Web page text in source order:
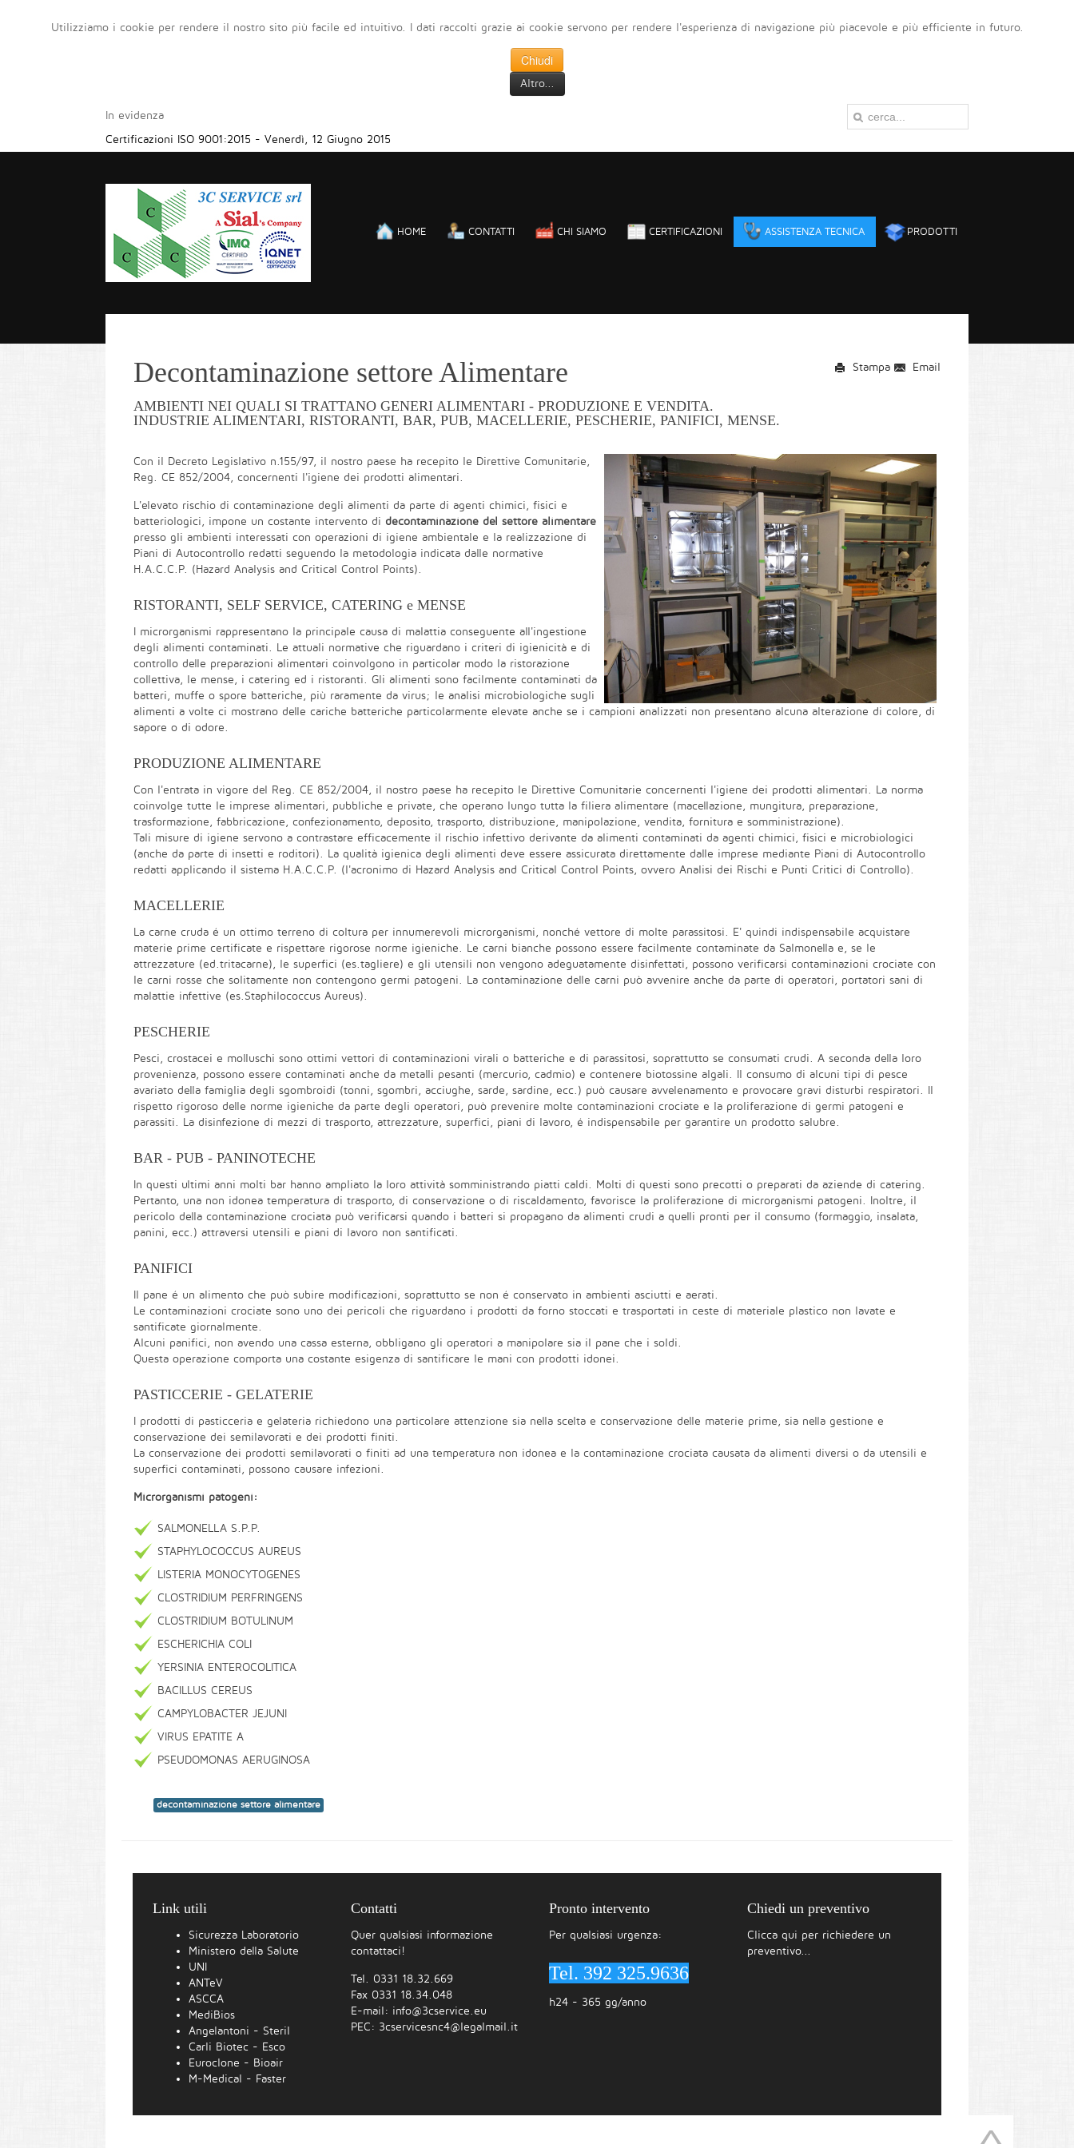
Utilizziamo i cookie per rendere il nostro sito più facile ed intuitivo. I dati raccolti grazie ai cookie servono per rendere l'esperienza di navigazione più piacevole e più efficiente in futuro.
Chiudi
Altro...
In evidenza
Certificazioni ISO 9001:2015 - Venerdì, 12 Giugno 2015
HOME CONTATTI CHI SIAMO CERTIFICAZIONI ASSISTENZA TECNICA PRODOTTI
Email
Stampa
Decontaminazione settore Alimentare
AMBIENTI NEI QUALI SI TRATTANO GENERI ALIMENTARI - PRODUZIONE E VENDITA.
INDUSTRIE ALIMENTARI, RISTORANTI, BAR, PUB, MACELLERIE, PESCHERIE, PANIFICI, MENSE.
Con il Decreto Legislativo n.155/97, il nostro paese ha recepito le Direttive Comunitarie,
Reg. CE 852/2004, concernenti l'igiene dei prodotti alimentari.
L'elevato rischio di contaminazione degli alimenti da parte di agenti chimici, fisici e
batteriologici, impone un costante intervento di decontaminazione del settore alimentare
presso gli ambienti interessati con operazioni di igiene ambientale e la realizzazione di
Piani di Autocontrollo redatti seguendo la metodologia indicata dalle normative
H.A.C.C.P. (Hazard Analysis and Critical Control Points).
RISTORANTI, SELF SERVICE, CATERING e MENSE
I microrganismi rappresentano la principale causa di malattia conseguente all'ingestione
degli alimenti contaminati. Le attuali normative che riguardano i criteri di igienicità e di
controllo delle preparazioni alimentari coinvolgono in particolar modo la ristorazione
collettiva, le mense, i catering ed i ristoranti. Gli alimenti sono facilmente contaminati da
batteri, muffe o spore batteriche, più raramente da virus; le analisi microbiologiche sugli
alimenti a volte ci mostrano delle cariche batteriche particolarmente elevate anche se i campioni analizzati non presentano alcuna alterazione di colore, di
sapore o di odore.
PRODUZIONE ALIMENTARE
Con l'entrata in vigore del Reg. CE 852/2004, il nostro paese ha recepito le Direttive Comunitarie concernenti l'igiene dei prodotti alimentari. La norma
coinvolge tutte le imprese alimentari, pubbliche e private, che operano lungo tutta la filiera alimentare (macellazione, mungitura, preparazione,
trasformazione, fabbricazione, confezionamento, deposito, trasporto, distribuzione, manipolazione, vendita, fornitura e somministrazione).
Tali misure di igiene servono a contrastare efficacemente il rischio infettivo derivante da alimenti contaminati da agenti chimici, fisici e microbiologici
(anche da parte di insetti e roditori). La qualità igienica degli alimenti deve essere assicurata direttamente dalle imprese mediante Piani di Autocontrollo
redatti applicando il sistema H.A.C.C.P. (l'acronimo di Hazard Analysis and Critical Control Points, ovvero Analisi dei Rischi e Punti Critici di Controllo).
MACELLERIE
La carne cruda é un ottimo terreno di coltura per innumerevoli microrganismi, nonché vettore di molte parassitosi. E' quindi indispensabile acquistare
materie prime certificate e rispettare rigorose norme igieniche. Le carni bianche possono essere facilmente contaminate da Salmonella e, se le
attrezzature (ed.tritacarne), le superfici (es.tagliere) e gli utensili non vengono adeguatamente disinfettati, possono verificarsi contaminazioni crociate con
le carni rosse che solitamente non contengono germi patogeni. La contaminazione delle carni può avvenire anche da parte di operatori, portatori sani di
malattie infettive (es.Staphilococcus Aureus).
PESCHERIE
Pesci, crostacei e molluschi sono ottimi vettori di contaminazioni virali o batteriche e di parassitosi, soprattutto se consumati crudi. A seconda della loro
provenienza, possono essere contaminati anche da metalli pesanti (mercurio, cadmio) e contenere biotossine algali. Il consumo di alcuni tipi di pesce
avariato della famiglia degli sgombroidi (tonni, sgombri, acciughe, sarde, sardine, ecc.) può causare avvelenamento e provocare gravi disturbi respiratori. Il
rispetto rigoroso delle norme igieniche da parte degli operatori, può prevenire molte contaminazioni crociate e la proliferazione di germi patogeni e
parassiti. La disinfezione di mezzi di trasporto, attrezzature, superfici, piani di lavoro, é indispensabile per garantire un prodotto salubre.
BAR - PUB - PANINOTECHE
In questi ultimi anni molti bar hanno ampliato la loro attività somministrando piatti caldi. Molti di questi sono precotti o preparati da aziende di catering.
Pertanto, una non idonea temperatura di trasporto, di conservazione o di riscaldamento, favorisce la proliferazione di microrganismi patogeni. Inoltre, il
pericolo della contaminazione crociata può verificarsi quando i batteri si propagano da alimenti crudi a quelli pronti per il consumo (formaggio, insalata,
panini, ecc.) attraversi utensili e piani di lavoro non santificati.
PANIFICI
Il pane é un alimento che può subire modificazioni, soprattutto se non é conservato in ambienti asciutti e aerati.
Le contaminazioni crociate sono uno dei pericoli che riguardano i prodotti da forno stoccati e trasportati in ceste di materiale plastico non lavate e
santificate giornalmente.
Alcuni panifici, non avendo una cassa esterna, obbligano gli operatori a manipolare sia il pane che i soldi.
Questa operazione comporta una costante esigenza di santificare le mani con prodotti idonei.
PASTICCERIE - GELATERIE
I prodotti di pasticceria e gelateria richiedono una particolare attenzione sia nella scelta e conservazione delle materie prime, sia nella gestione e
conservazione dei semilavorati e dei prodotti finiti.
La conservazione dei prodotti semilavorati o finiti ad una temperatura non idonea e la contaminazione crociata causata da alimenti diversi o da utensili e
superfici contaminati, possono causare infezioni.
Microrganismi patogeni:
SALMONELLA S.P.P.
STAPHYLOCOCCUS AUREUS
LISTERIA MONOCYTOGENES
CLOSTRIDIUM PERFRINGENS
CLOSTRIDIUM BOTULINUM
ESCHERICHIA COLI
YERSINIA ENTEROCOLITICA
BACILLUS CEREUS
CAMPYLOBACTER JEJUNI
VIRUS EPATITE A
PSEUDOMONAS AERUGINOSA
decontaminazione settore alimentare
Link utili
Sicurezza Laboratorio
Ministero della Salute
UNI
ANTeV
ASCCA
MediBios
Angelantoni - Steril
Carli Biotec - Esco
Euroclone - Bioair
M-Medical - Faster
Contatti
Quer qualsiasi informazione
contattaci!
Tel. 0331 18.32.669
Fax 0331 18.34.048
E-mail: info@3cservice.eu
PEC: 3cservicesnc4@legalmail.it
Pronto intervento
Per qualsiasi urgenza:
Tel. 392 325.9636
h24 - 365 gg/anno
Chiedi un preventivo
Clicca qui per richiedere un
preventivo...